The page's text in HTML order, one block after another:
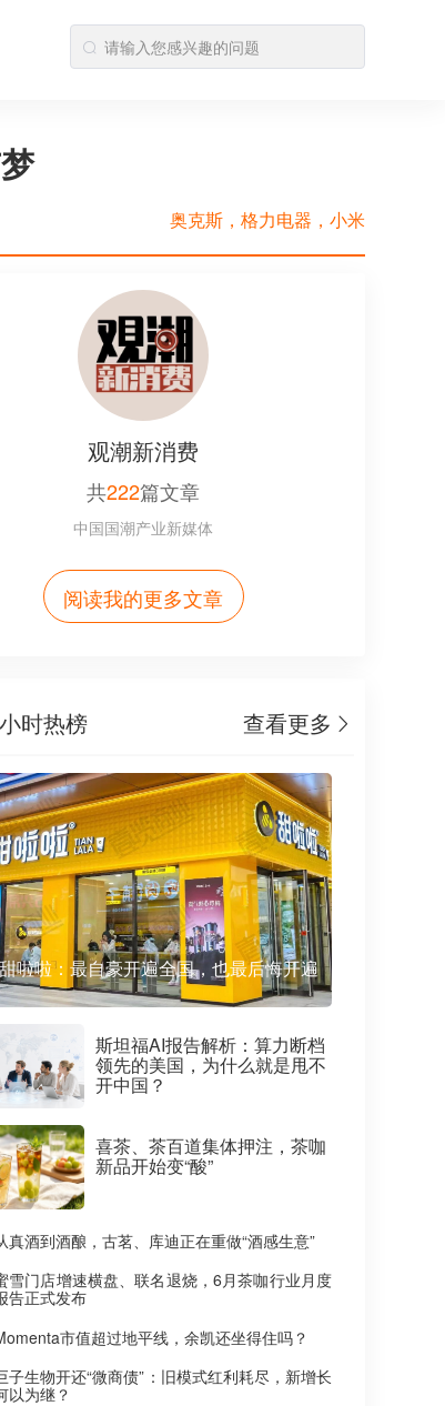
奥克斯，格力电器，小米
观潮新消费
共222篇文章
中国国潮产业新媒体
阅读我的更多文章
时热榜 查看更多
啦啦：最自豪开遍全国，也最后悔开遍
斯坦福AI报告解析：算力断档
领先的美国，为什么就是甩不
开中国？
喜茶、茶百道集体押注，茶咖
新品开始变“酸”
真酒到酒酿，古茗、库迪正在重做“酒感生意”
雪门店增速横盘、联名退烧，6月茶咖行业月度
告正式发布
市值超过地平线，余凯还坐得住吗？
子生物开还“微商债”：旧模式红利耗尽，新增长
以为继？